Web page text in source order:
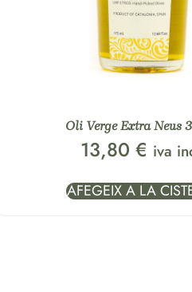
Oli Verge Extra Neus
13,80€ iva
AFEGEIX A LA